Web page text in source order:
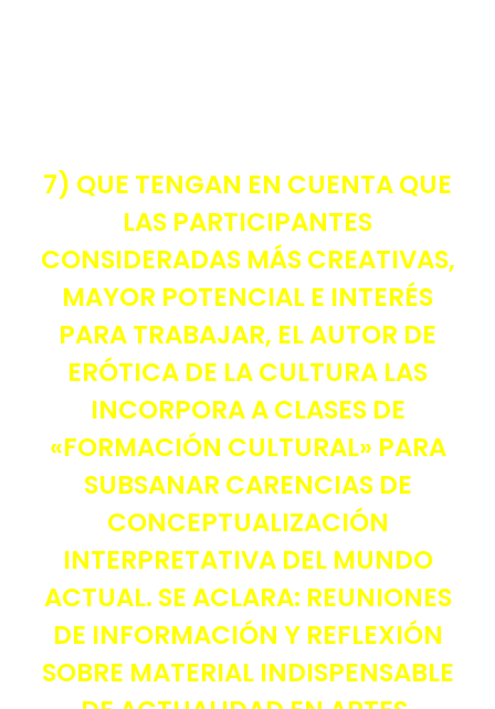
7) QUE TENGAN EN CUENTA QUE
LAS PARTICIPANTES
CONSIDERADAS MÁS CREATIVAS,
MAYOR POTENCIAL E INTERÉS
PARA TRABAJAR, EL AUTOR DE
ERÓTICA DE LA CULTURA LAS
INCORPORA A CLASES DE
«FORMACIÓN CULTURAL» PARA
SUBSANAR CARENCIAS DE
CONCEPTUALIZACIÓN
INTERPRETATIVA DEL MUNDO
ACTUAL. SE ACLARA: REUNIONES
DE INFORMACIÓN Y REFLEXIÓN
SOBRE MATERIAL INDISPENSABLE